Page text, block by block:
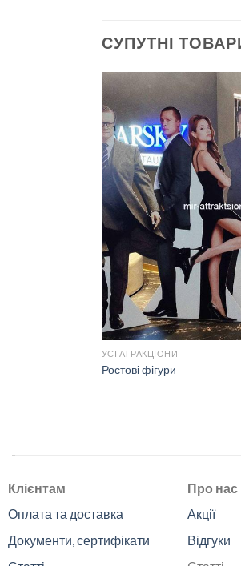
СУПУТНІ
УСІ АТРАКЦІОНИ
Ростові фігури
Клієнтам
Оплата та доставка
Документи, сертифікати
Про нас
Акції
Відгуки